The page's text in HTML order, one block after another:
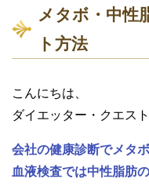
メタボ・中性
ト方法
こんにちは、
ダイエッター・クエスト
会社の健康診断でメタ
血液検査では中性脂肪